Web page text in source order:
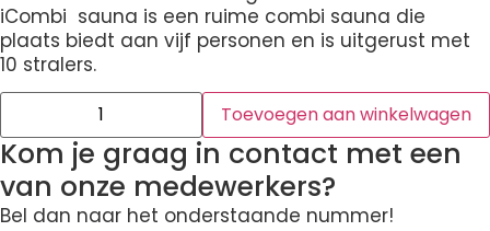
iCombi sauna is een ruime combi sauna die
plaats biedt aan vijf personen en is uitgerust met
10 stralers.
Toevoegen aan winkelwagen
Kom je graag in contact met een
van onze medewerkers?
Bel dan naar het onderstaande nummer!